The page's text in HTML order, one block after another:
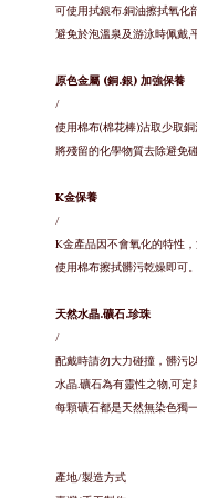
可使用拭銀布.銅油擦拭氧化
避免於泡溫泉及游泳時佩戴,
原色金屬 (銅.銀) 加強保養
/
使用棉布(棉花棒)沾取少取
將殘留的化學物質去除避免
K金保養
/
K金產品因不會氧化的特性
使用棉布擦拭髒污乾燥即可。
天然水晶.礦石.珍珠
/
配戴時請勿大力碰撞， 髒污
水晶.礦石為有靈性之物,可
每顆礦石都是天然無染色獨
產地/製造方式